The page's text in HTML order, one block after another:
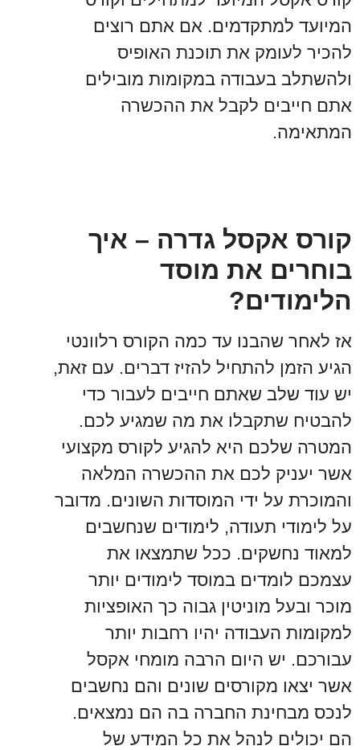
המיועד למתקדמים. אם אתם רוצים
להכיר לעומק את תוכנת האופיס
ולהשתלב בעבודה במקומות מובילים
אתם חייבים לקבל את ההכשרה
המתאימה.
קורס אקסל גדרה – איך
בוחרים את מוסד
הלימודים?
אז לאחר שהבנו עד כמה הקורס רלוונטי
הגיע הזמן להתחיל להזיז דברים. עם זאת,
יש עוד שלב שאתם חייבים לעבור כדי
להבטיח שתקבלו את מה שמגיע לכם.
המטרה שלכם היא להגיע לקורס מקצועי
אשר יעניק לכם את ההכשרה המלאה
והמוכרת על ידי המוסדות השונים. מדובר
על לימודי תעודה, לימודים שנחשבים
למאוד נחשקים. ככל שתמצאו את
עצמכם לומדים במוסד לימודים יותר
מוכר ובעל מוניטין גבוה כך האופציות
למקומות העבודה יהיו רחבות יותר
עבורכם. יש היום הרבה מומחי אקסל
אשר יצאו מקורסים שונים והם נחשבים
לנכס מבחינת החברה בה הם נמצאים.
הם יכולים לנהל את כל המידע של